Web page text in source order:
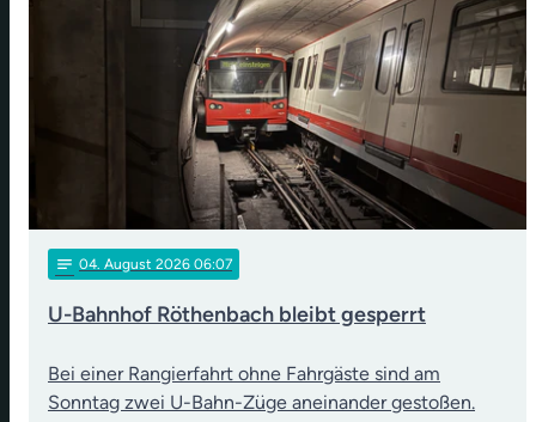
notes 04 . August 2026 06:07
U-Bahnhof Röthenbach bleibt gesperrt
Bei einer Rangierfahrt ohne Fahrgäste sind am
Sonntag zwei U-Bahn-Züge aneinander gestoßen.